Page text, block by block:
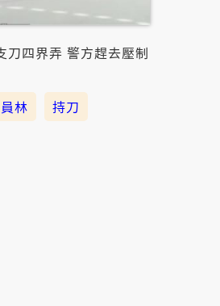
刀四界弄 警方趕去壓制
員林 持刀